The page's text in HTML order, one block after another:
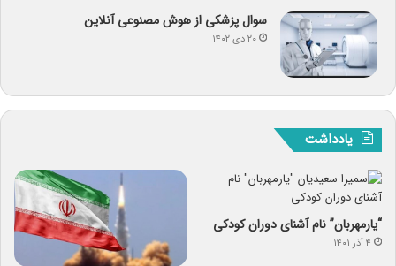
سوال پزشکی از هوش مصنوعی آنلاین
۲۰ دی ۱۴۰۲
یادداشت
“یارمهربان” نام آشنای دوران کودکی
۴ آذر ۱۴۰۱